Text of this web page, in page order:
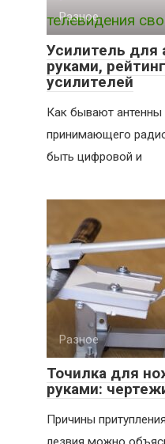
Разное
Усилитель для
руками,
усилителей
Как бывают антенны
принимающего
быть цифровой и
Разное
Точилка для
руками:
Причины